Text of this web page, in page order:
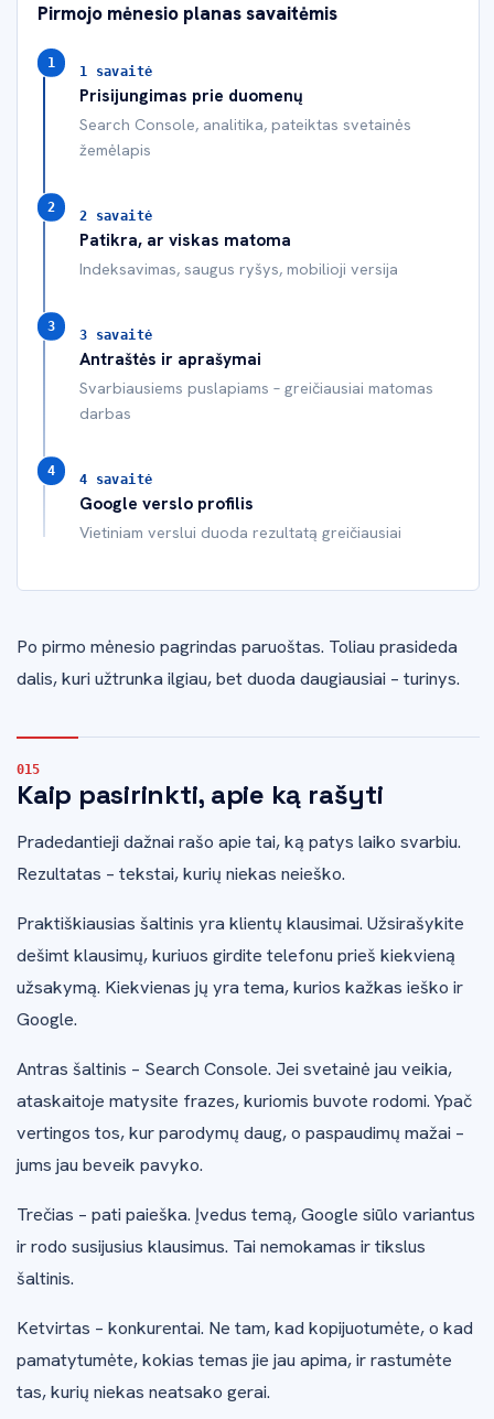
Pirmojo mėnesio planas savaitėmis
1 savaitė
Prisijungimas prie duomenų
Search Console, analitika, pateiktas svetainės
žemėlapis
2 savaitė
Patikra, ar viskas matoma
Indeksavimas, saugus ryšys, mobilioji versija
3 savaitė
Antraštės ir aprašymai
Svarbiausiems puslapiams – greičiausiai matomas
darbas
4 savaitė
Google verslo profilis
Vietiniam verslui duoda rezultatą greičiausiai
Po pirmo mėnesio pagrindas paruoštas. Toliau prasideda
dalis, kuri užtrunka ilgiau, bet duoda daugiausiai – turinys.
Kaip pasirinkti, apie ką rašyti
Pradedantieji dažnai rašo apie tai, ką patys laiko svarbiu.
Rezultatas – tekstai, kurių niekas neieško.
Praktiškiausias šaltinis yra klientų klausimai. Užsirašykite
dešimt klausimų, kuriuos girdite telefonu prieš kiekvieną
užsakymą. Kiekvienas jų yra tema, kurios kažkas ieško ir
Google.
Antras šaltinis – Search Console. Jei svetainė jau veikia,
ataskaitoje matysite frazes, kuriomis buvote rodomi. Ypač
vertingos tos, kur parodymų daug, o paspaudimų mažai –
jums jau beveik pavyko.
Trečias – pati paieška. Įvedus temą, Google siūlo variantus
ir rodo susijusius klausimus. Tai nemokamas ir tikslus
šaltinis.
Ketvirtas – konkurentai. Ne tam, kad kopijuotumėte, o kad
pamatytumėte, kokias temas jie jau apima, ir rastumėte
tas, kurių niekas neatsako gerai.